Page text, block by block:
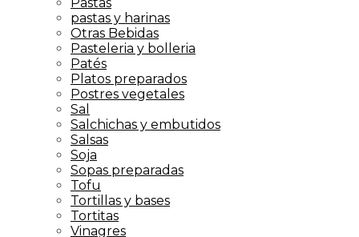
Pastas
pastas y harinas
Otras Bebidas
Pasteleria y bolleria
Patés
Platos preparados
Postres vegetales
Sal
Salchichas y embutidos
Salsas
Soja
Sopas preparadas
Tofu
Tortillas y bases
Tortitas
Vinagres